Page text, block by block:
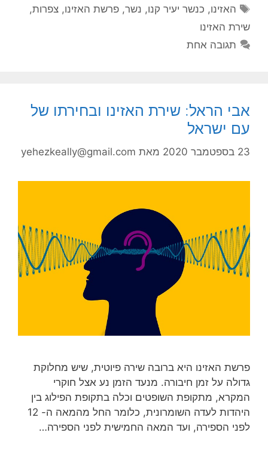
תגיות
האזינו, כנשר יעיר קנו, נשר,פרשת האזינו,צפרות,
שירת האזינו
תגובה אחת
אבי הראל: שירת האזינו ובחירתו של
עם ישראל
23 בספטמבר 2020 מאת yehezkeally@gmail.com
פרשת האזינו היא ברובה שירה פיוטית, שיש מחלוקת
גדולה על זמן חיבורה. מנעד הזמן נע אצל חוקרי
המקרא, מתקופת השופטים וכלה בתקופת הפילוג בין
היהדות לעדה השומרונית, כלומר החל מהמאה ה- 12
לפני הספירה, ועד המאה החמישית לפני הספירה…